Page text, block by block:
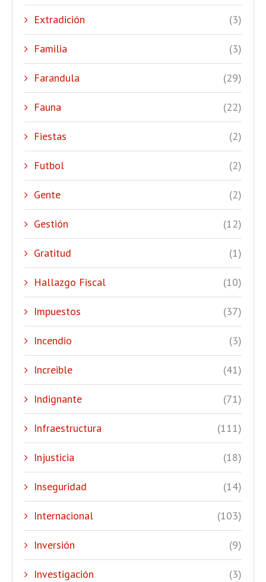
Extradición (3)
Familia (3)
Farandula (29)
Fauna (22)
Fiestas (2)
Futbol (2)
Gente (2)
Gestión (12)
Gratitud (1)
Hallazgo Fiscal (10)
Impuestos (37)
Incendio (3)
Increible (41)
Indignante (71)
Infraestructura (111)
Injusticia (18)
Inseguridad (14)
Internacional (103)
Inversión (9)
Investigación (3)